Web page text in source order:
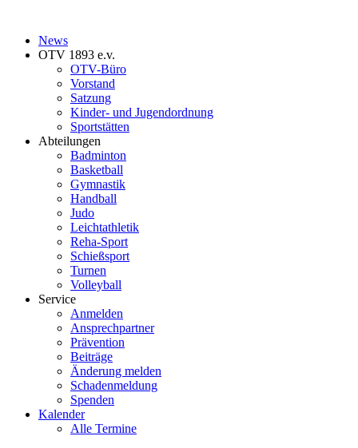
News
OTV 1893 e.v.
OTV-Büro
Vorstand
Satzung
Kinder- und Jugendordnung
Sportstätten
Abteilungen
Badminton
Basketball
Gymnastik
Handball
Judo
Leichtathletik
Reha-Sport
Schießsport
Turnen
Volleyball
Service
Anmelden
Ansprechpartner
Prävention
Beiträge
Änderung melden
Schadenmeldung
Spenden
Kalender
Alle Termine